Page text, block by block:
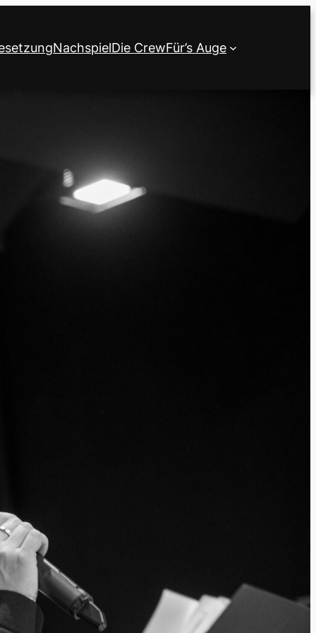
NachspielDie CrewFür’s Auge